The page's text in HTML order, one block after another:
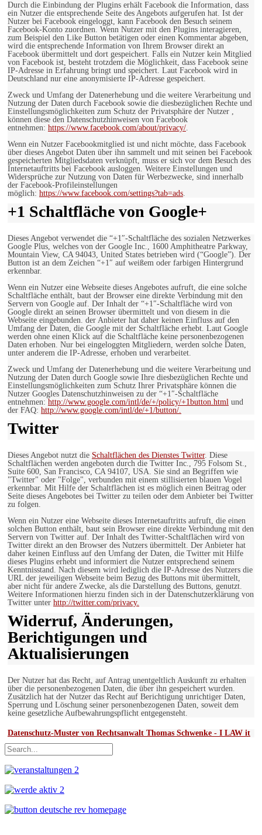
Durch die Einbindung der Plugins erhält Facebook die Information, dass
ein Nutzer die entsprechende Seite des Angebots aufgerufen hat. Ist der
Nutzer bei Facebook eingeloggt, kann Facebook den Besuch seinem
Facebook-Konto zuordnen. Wenn Nutzer mit den Plugins interagieren,
zum Beispiel den Like Button betätigen oder einen Kommentar abgeben,
wird die entsprechende Information von Ihrem Browser direkt an
Facebook übermittelt und dort gespeichert. Falls ein Nutzer kein Mitglied
von Facebook ist, besteht trotzdem die Möglichkeit, dass Facebook seine
IP-Adresse in Erfahrung bringt und speichert. Laut Facebook wird in
Deutschland nur eine anonymisierte IP-Adresse gespeichert.
Zweck und Umfang der Datenerhebung und die weitere Verarbeitung und
Nutzung der Daten durch Facebook sowie die diesbezüglichen Rechte und
Einstellungsmöglichkeiten zum Schutz der Privatsphäre der Nutzer ,
können diese den Datenschutzhinweisen von Facebook
entnehmen: https://www.facebook.com/about/privacy/.
Wenn ein Nutzer Facebookmitglied ist und nicht möchte, dass Facebook
über dieses Angebot Daten über ihn sammelt und mit seinen bei Facebook
gespeicherten Mitgliedsdaten verknüpft, muss er sich vor dem Besuch des
Internetauftritts bei Facebook ausloggen. Weitere Einstellungen und
Widersprüche zur Nutzung von Daten für Werbezwecke, sind innerhalb
der Facebook-Profileinstellungen
möglich: https://www.facebook.com/settings?tab=ads.
+1 Schaltfläche von Google+
Dieses Angebot verwendet die “+1″-Schaltfläche des sozialen Netzwerkes
Google Plus, welches von der Google Inc., 1600 Amphitheatre Parkway,
Mountain View, CA 94043, United States betrieben wird (“Google”). Der
Button ist an dem Zeichen “+1″ auf weißem oder farbigen Hintergrund
erkennbar.
Wenn ein Nutzer eine Webseite dieses Angebotes aufruft, die eine solche
Schaltfläche enthält, baut der Browser eine direkte Verbindung mit den
Servern von Google auf. Der Inhalt der “+1″-Schaltfläche wird von
Google direkt an seinen Browser übermittelt und von diesem in die
Webseite eingebunden. der Anbieter hat daher keinen Einfluss auf den
Umfang der Daten, die Google mit der Schaltfläche erhebt. Laut Google
werden ohne einen Klick auf die Schaltfläche keine personenbezogenen
Daten erhoben. Nur bei eingeloggten Mitgliedern, werden solche Daten,
unter anderem die IP-Adresse, erhoben und verarbeitet.
Zweck und Umfang der Datenerhebung und die weitere Verarbeitung und
Nutzung der Daten durch Google sowie Ihre diesbezüglichen Rechte und
Einstellungsmöglichkeiten zum Schutz Ihrer Privatsphäre können die
Nutzer Googles Datenschutzhinweisen zu der “+1″-Schaltfläche
entnehmen: http://www.google.com/intl/de/+/policy/+1button.html und
der FAQ: http://www.google.com/intl/de/+1/button/.
Twitter
Dieses Angebot nutzt die Schaltflächen des Dienstes Twitter. Diese
Schaltflächen werden angeboten durch die Twitter Inc., 795 Folsom St.,
Suite 600, San Francisco, CA 94107, USA. Sie sind an Begriffen wie
"Twitter" oder "Folge", verbunden mit einem stillisierten blauen Vogel
erkennbar. Mit Hilfe der Schaltflächen ist es möglich einen Beitrag oder
Seite dieses Angebotes bei Twitter zu teilen oder dem Anbieter bei Twitter
zu folgen.
Wenn ein Nutzer eine Webseite dieses Internetauftritts aufruft, die einen
solchen Button enthält, baut sein Browser eine direkte Verbindung mit den
Servern von Twitter auf. Der Inhalt des Twitter-Schaltflächen wird von
Twitter direkt an den Browser des Nutzers übermittelt. Der Anbieter hat
daher keinen Einfluss auf den Umfang der Daten, die Twitter mit Hilfe
dieses Plugins erhebt und informiert die Nutzer entsprechend seinem
Kenntnisstand. Nach diesem wird lediglich die IP-Adresse des Nutzers die
URL der jeweiligen Webseite beim Bezug des Buttons mit übermittelt,
aber nicht für andere Zwecke, als die Darstellung des Buttons, genutzt.
Weitere Informationen hierzu finden sich in der Datenschutzerklärung von
Twitter unter http://twitter.com/privacy.
Widerruf, Änderungen,
Berichtigungen und
Aktualisierungen
Der Nutzer hat das Recht, auf Antrag unentgeltlich Auskunft zu erhalten
über die personenbezogenen Daten, die über ihn gespeichert wurden.
Zusätzlich hat der Nutzer das Recht auf Berichtigung unrichtiger Daten,
Sperrung und Löschung seiner personenbezogenen Daten, soweit dem
keine gesetzliche Aufbewahrungspflicht entgegensteht.
Datenschutz-Muster von Rechtsanwalt Thomas Schwenke - I LAW it